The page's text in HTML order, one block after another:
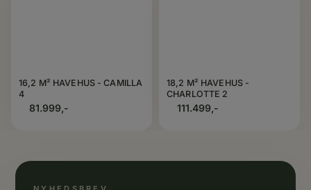
16,2 M² HAVEHUS - CAMILLA
4
81.999,-
18,2 M² HAVEHUS -
CHARLOTTE 2
111.499,-